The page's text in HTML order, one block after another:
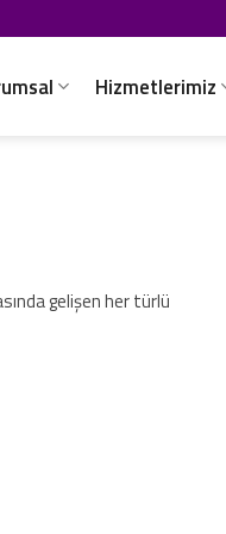
Hizmetlerimiz
gelişen her türlü